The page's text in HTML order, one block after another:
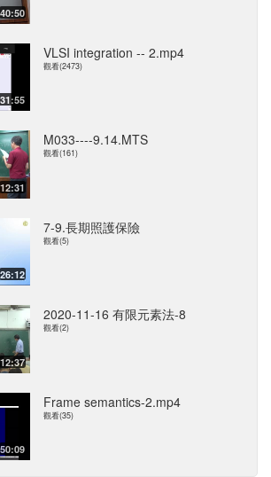
40:50
VLSI integration -- 2.mp4
觀看(2473)
12:31
M033----9.14.MTS
觀看(161)
26:12
7-9.長期照護保險
觀看(5)
12:37
2020-11-16 有限元素法-8
觀看(2)
50:09
Frame semantics-2.mp4
觀看(35)